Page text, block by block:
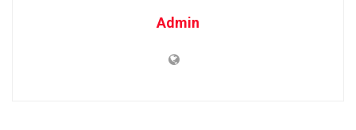
Admin